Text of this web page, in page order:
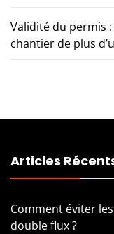
Validité du permis
chantier de plus
Articles
Comment éviter
double flux ?